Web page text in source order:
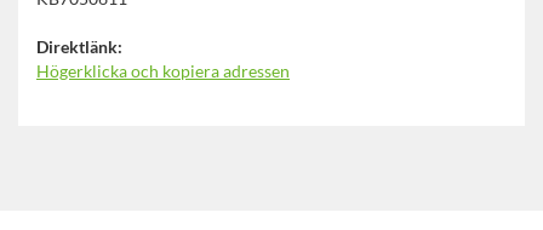
Direktlänk:
Högerklicka och kopiera adressen